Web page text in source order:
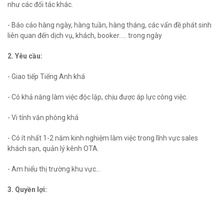
như các đối tác khác.
- Báo cáo hàng ngày, hàng tuần, hàng tháng, các vấn đề phát sinh
liên quan đến dịch vụ, khách, booker..... trong ngày
2. Yêu cầu:
- Giao tiếp Tiếng Anh khá
- Có khả năng làm việc độc lập, chịu được áp lực công việc.
- Vi tính văn phòng khá
- Có ít nhất 1-2 năm kinh nghiệm làm việc trong lĩnh vực sales
khách sạn, quản lý kênh OTA.
- Am hiểu thị trường khu vực...
3. Quyền lợi: